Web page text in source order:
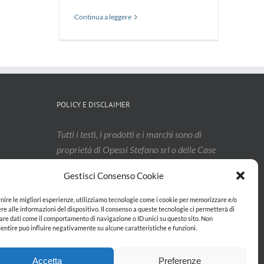
Gestisci Consenso Cookie
le migliori esperienze, utilizziamo tecnologie come i cookie per memorizzare e/o
alle informazioni del dispositivo. Il consenso a queste tecnologie ci permetterà di
dati come il comportamento di navigazione o ID unici su questo sito. Non
può influire negativamente su alcune caratteristiche e funzioni.
Accetta Preferenze
Continua a leggere
POLICY E DISCLAIMER
Tutti i testi, i prodotti e i marchi sono di
proprietà di Opessi Stefano srl o delle Case
titolo non esaustivo, e i contenuti
potrebbero aver subito modifiche: vi
invitiamo a contattarci per confermarne
l’effettivo aggiornamento.